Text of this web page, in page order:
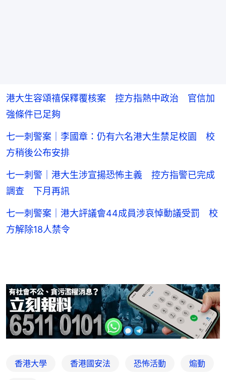
港大生容頌禧保釋覆核案 控方指熱中政治 官信加
強條件已足夠
七一刺警案｜李國章：仍有六名港大生禁足校園 校
方稍後公布安排
七一刺警｜港大生涉宣揚恐怖主義 控方指警已完成
調查 下月再訊
七一刺警案｜港大評議會44成員涉哀悼動議受罰 校
方解除18人禁令
香港大學 香港國安法 恐怖活動 煽動